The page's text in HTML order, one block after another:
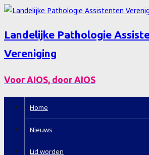
Landelijke Pathologie
Vereniging
Voor AIOS, door AIOS
Home
Nieuws
Lid worden